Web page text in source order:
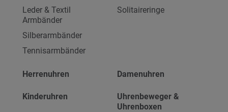
Leder & Textil
Armbänder
Silberarmbänder
Tennisarmbänder
Solitaireringe
Herrenuhren Damenuhren
Kinderuhren
Uhrenbeweger &
Uhrenboxen